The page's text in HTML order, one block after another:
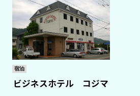
宿泊
ビジネスホテル コジマ